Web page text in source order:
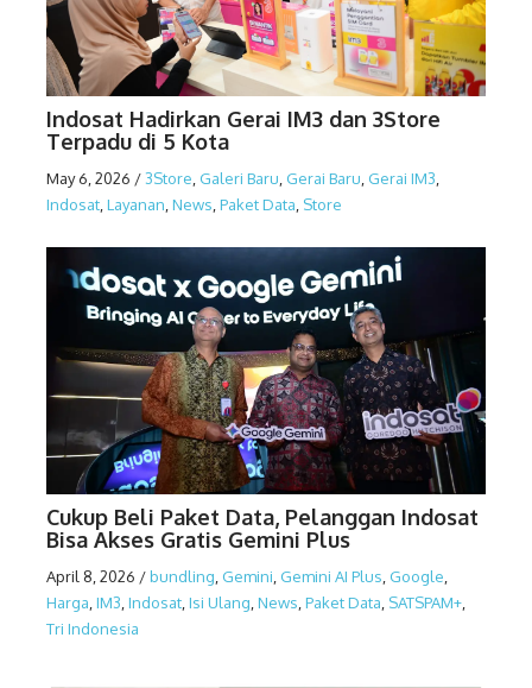
Indosat Hadirkan Gerai IM3 dan 3Store
Terpadu di 5 Kota
May 6, 2026 /3Store Galeri Baru Gerai Baru Gerai IM3
Indosat Layanan News Paket Data Store
Cukup Beli Paket Data, Pelanggan Indosat
Bisa Akses Gratis Gemini Plus
April 8, 2026 /bundling Gemini Gemini AI Plus Google
Harga IM3 Indosat Isi Ulang News Paket Data SATSPAM+
Tri Indonesia